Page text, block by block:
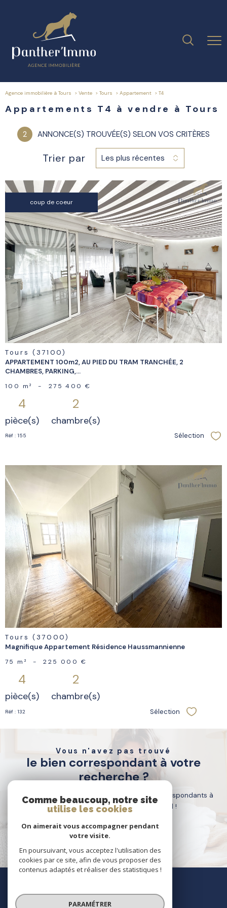
Agence immobilière à Tours Vente Tours Appartement t4
Appartements T4 à vendre à Tours
2 ANNONCE(S) TROUVÉE(S) SELON VOS CRITÈRES
Trier par Les plus récentes
coup de coeur
voir le
bien
Tours (37100)
APPARTEMENT 100m2, AU PIED DU TRAM TRANCHÉE, 2
CHAMBRES, PARKING,...
100 m² - 275 400 €
4
pièce(s)
2
chambre(s)
Réf : 155 Sélection
voir le
bien
Tours (37000)
Magnifique Appartement Résidence Haussmannienne
75 m² - 225 000 €
4
pièce(s)
2
chambre(s)
Réf : 132 Sélection
Vous n'avez pas trouvé
le bien correspondant à votre
recherche ?
Créer une alerte email et recevez les biens correspondants à
votre recherche dans votre boîte mail !
créer l'alerte
Comme beaucoup, notre site
utilise les cookies
On aimerait vous accompagner pendant
votre visite.
En poursuivant, vous acceptez l'utilisation des
cookies par ce site, afin de vous proposer des
contenus adaptés et réaliser des statistiques !
PARAMÉTRER